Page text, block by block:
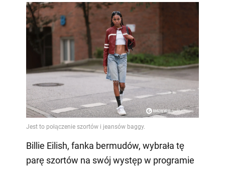
Billie Eilish, fanka bermudów, wybrała tę
parę szortów na swój występ w programie